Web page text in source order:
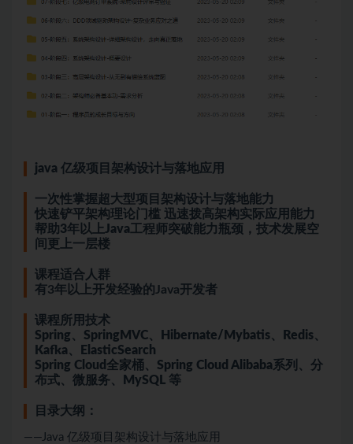
java 亿级项目架构设计与落地应用
一次性掌握超大型项目架构设计与落地能力
快速铲平架构理论门槛 迅速拨高架构实际应用能力
帮助3年以上Java工程师突破能力瓶颈，技术发展空
间更上一层楼
课程适合人群
有3年以上开发经验的Java开发者
课程所用技术
Spring、SpringMVC、Hibernate/Mybatis、Redis、
Kafka、ElasticSearch
Spring Cloud全家桶、Spring Cloud Alibaba系列、分
布式、微服务、MySQL 等
目录大纲：
——Java 亿级项目架构设计与落地应用